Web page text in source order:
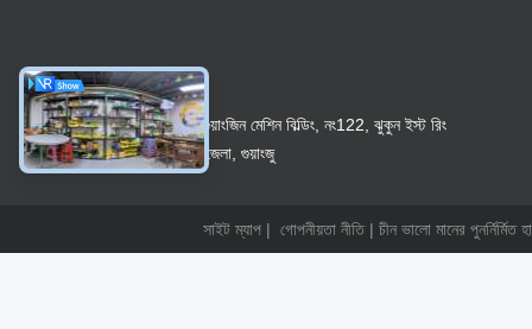
নং ১৩০-১৩১, গুয়াংজিন মেশিন বিল্ডিং, নং122, ঝুকুন ইস্ট রিং
রোড, তিয়ানহে জেলা, গুয়াংজু
সাইট ম্যাপ | গোপনীয়তা নীতি| চীন ভালো মানের